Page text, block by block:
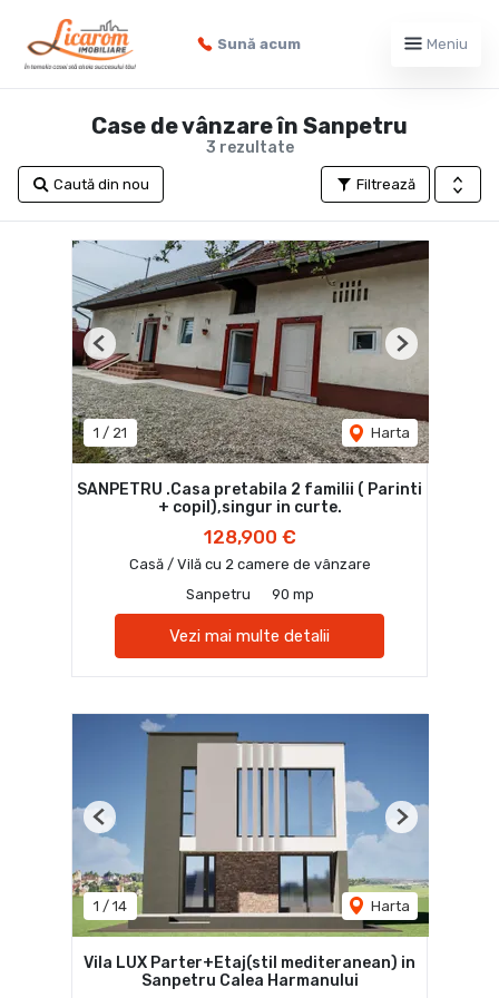
Sună acum Meniu
3 rezultate
Case de vânzare în Sanpetru
Filtrează
Caută din nou
1 / 21 Harta
Previous Next
SANPETRU .Casa pretabila 2 familii ( Parinti
+ copil),singur in curte.
128,900 €
Casă / Vilă cu 2 camere de vânzare
Sanpetru
90 mp
Vezi mai multe detalii
1 / 14 Harta
Previous Next
Vila LUX Parter+Etaj(stil mediteranean) in
Sanpetru Calea Harmanului